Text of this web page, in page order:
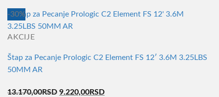
23.950,00RSD.
-30%
AKCIJE
Štap za Pecanje Prologic C2 Element FS 12′ 3.6M 3.25LBS
50MM AR
13.170,00RSD Оригинална
9.220,00RSDТренутна